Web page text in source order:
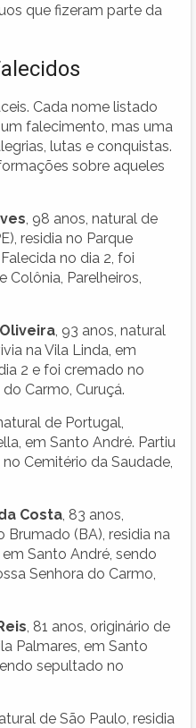
que fizeram parte da
Cada nome listado
falecimento, mas uma
lutas e conquistas.
sobre aqueles
, 98 anos, natural de
residia no Parque
no dia 2, foi
Parelheiros,
, 93 anos, natural
na Vila Linda, em
2 e foi cremado no
Carmo, Curuçá.
de Portugal,
em Santo André. Partiu
Cemitério da Saudade,
Costa , 83 anos,
(BA), residia na
Santo André, sendo
Senhora do Carmo,
, 81 anos, originário de
Palmares, em Santo
sepultado no
de São Paulo, residia